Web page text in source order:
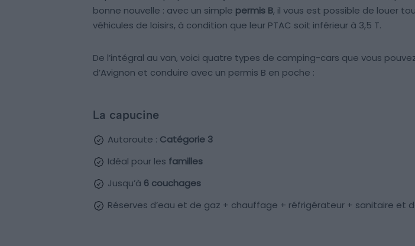
bonne nouvelle : avec un simple permis B, il vous est possible de louer
véhicules de loisirs, à condition que leur PTAC soit inférieur à 3,5 T.
De l’intégral au van, voici quatre types de camping-cars que vous
d’Avignon et conduire avec un permis B en poche :
La capucine
Autoroute : Catégorie 3
Idéal pour les familles
Jusqu’à 6 couchages
Réserves d’eau et de gaz + chauffage + réfrigérateur + sanitaire et